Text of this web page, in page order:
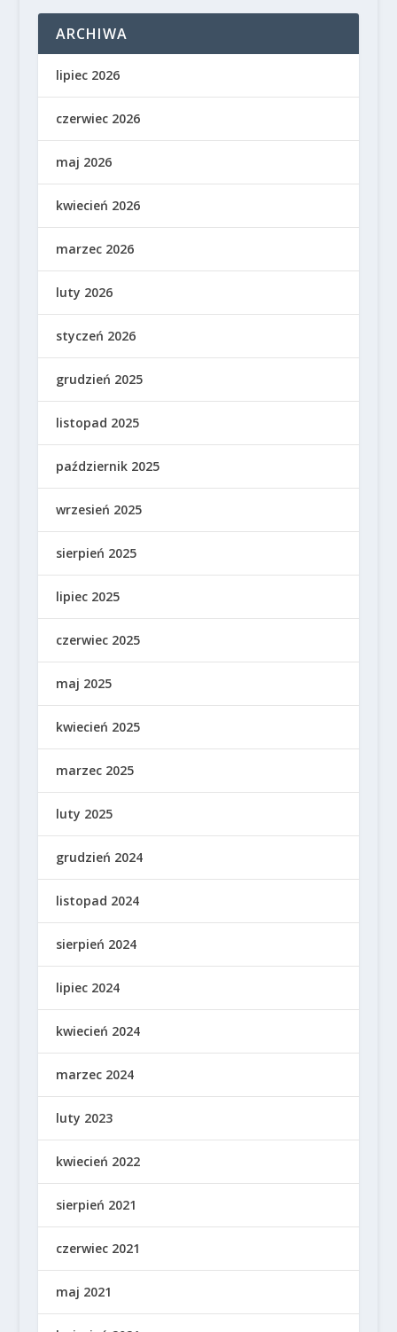
ARCHIWA
lipiec 2026
czerwiec 2026
maj 2026
kwiecień 2026
marzec 2026
luty 2026
styczeń 2026
grudzień 2025
listopad 2025
październik 2025
wrzesień 2025
sierpień 2025
lipiec 2025
czerwiec 2025
maj 2025
kwiecień 2025
marzec 2025
luty 2025
grudzień 2024
listopad 2024
sierpień 2024
lipiec 2024
kwiecień 2024
marzec 2024
luty 2023
kwiecień 2022
sierpień 2021
czerwiec 2021
maj 2021